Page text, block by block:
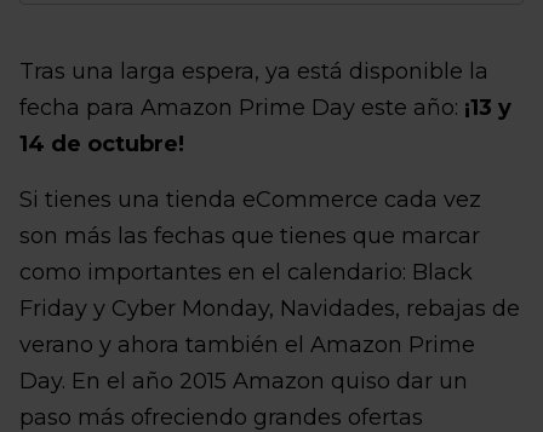
Tras una larga espera, ya está disponible la
fecha para Amazon Prime Day este año: ¡13 y
14 de octubre!
Si tienes una tienda eCommerce cada vez
son más las fechas que tienes que marcar
como importantes en el calendario: Black
Friday y Cyber Monday, Navidades, rebajas de
verano y ahora también el Amazon Prime
Day. En el año 2015 Amazon quiso dar un
paso más ofreciendo grandes ofertas